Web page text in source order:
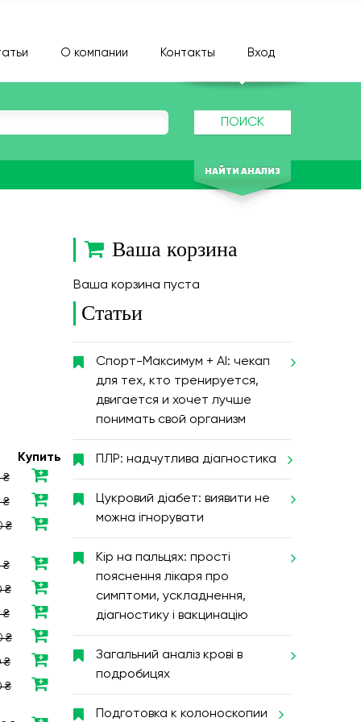
О компании Контакты Вход
ПОИСК
НАЙТИ АНАЛИЗ
Купить
₴
₴
₴
₴
₴
₴
₴
₴
₴
Ваша корзина
Ваша корзина пуста
Статьи
Спорт-Максимум + AI: чекап
для тех, кто тренируется,
двигается и хочет лучше
понимать свой организм
ПЛР: надчутлива діагностика
Цукровий діабет: виявити не
можна ігнорувати
Кір на пальцях: прості
пояснення лікаря про
симптоми, ускладнення,
діагностику і вакцинацію
Загальний аналіз крові в
подробицях
Подготовка к колоноскопии